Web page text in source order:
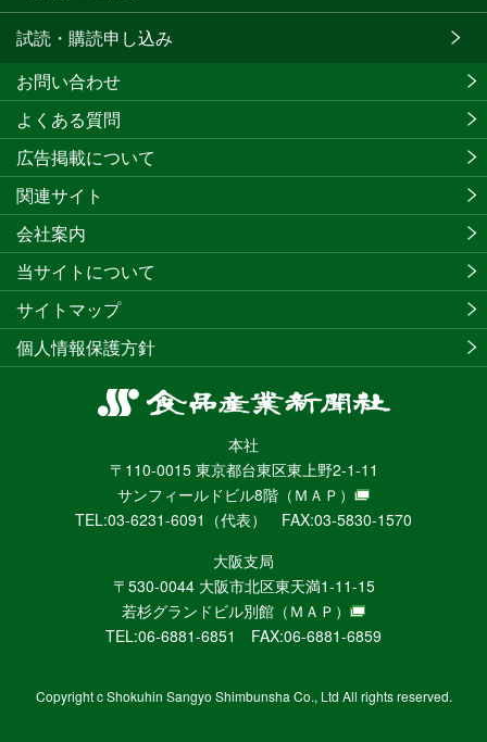
試読・購読申し込み
食
産
業
新
聞
社
ニ
ュ
ー
WEB
本社
〒110-0015 東京都台東区東上野2-1-11
サンフィールドビル8階 （ＭＡＰ）
TEL:03-6231-6091（代表） FAX:03-5830-1570
大阪支局
〒530-0044 大阪市北区東天満1-11-15
若杉グランドビル別館 （ＭＡＰ）
TEL:06-6881-6851 FAX:06-6881-6859
お問い合わせ
よくある質問
広告掲載について
関連サイト
会社案内
当サイトについて
サイトマップ
個人情報保護方針
Copyright c Shokuhin Sangyo Shimbunsha Co., Ltd All rights reserved.